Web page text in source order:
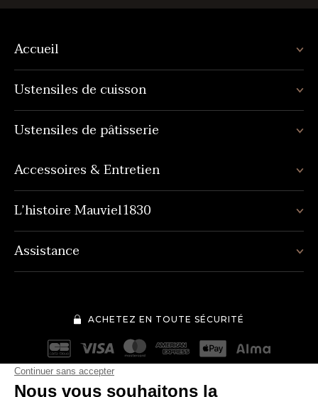
Accueil
Ustensiles de cuisson
Ustensiles de pâtisserie
Accessoires & Entretien
L’histoire Mauviel1830
Assistance
ACHETEZ EN TOUTE SÉCURITÉ